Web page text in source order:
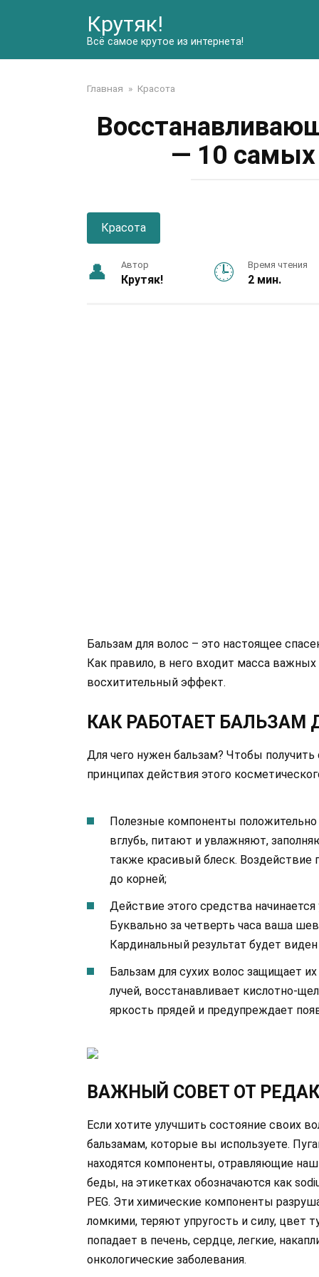
Крутяк!
Всё самое крутое из интернета!
Главная » Красота
— 10 самых
Красота
Автор
Крутяк!
Время чтения
2 мин.
Бальзам для волос – это настоящее
Как правило, в него входит масса
восхитительный эффект.
КАК РАБОТАЕТ БАЛЬЗАМ
Для чего нужен бальзам? Чтобы
принципах действия этого
Полезные компоненты
вглубь, питают и увлажняют,
также красивый блеск.
до корней;
Действие этого средства
Буквально за четверть часа ваша
Кардинальный результат будет
Бальзам для сухих волос защищает
лучей, восстанавливает кислотно-
яркость прядей и предупреждает
ВАЖНЫЙ СОВЕТ ОТ
Если хотите улучшить состояние своих
бальзамам, которые вы используете.
находятся компоненты, отравляющие
беды, на этикетках обозначаются как
PEG. Эти химические компоненты
ломкими, теряют упругость и силу, цвет
попадает в печень, сердце, легкие,
онкологические заболевания.